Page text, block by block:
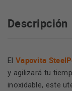
Descripción
El Vapovita
y agilizará tu
inoxidable, este